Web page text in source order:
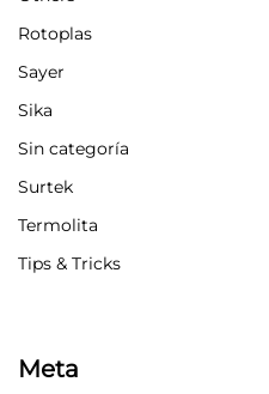
Rotoplas
Sayer
Sika
Sin categoría
Surtek
Termolita
Tips & Tricks
Meta